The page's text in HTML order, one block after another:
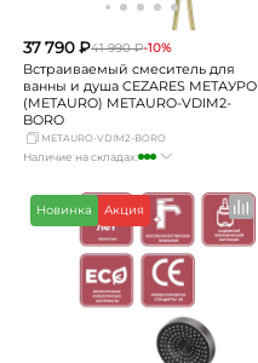
37 790 ₽41 990 ₽-10%
Встраиваемый смеситель для
ванны и душа CEZARES МЕТАУРО
(METAURO) METAURO-VDIM2-
BORO
METAURO-VDIM2-BORO
Наличие на складах:
мало
Краснодар
мало
Новосибирск
Екатеринбург
Нет в наличии
мало
Новинка Акция